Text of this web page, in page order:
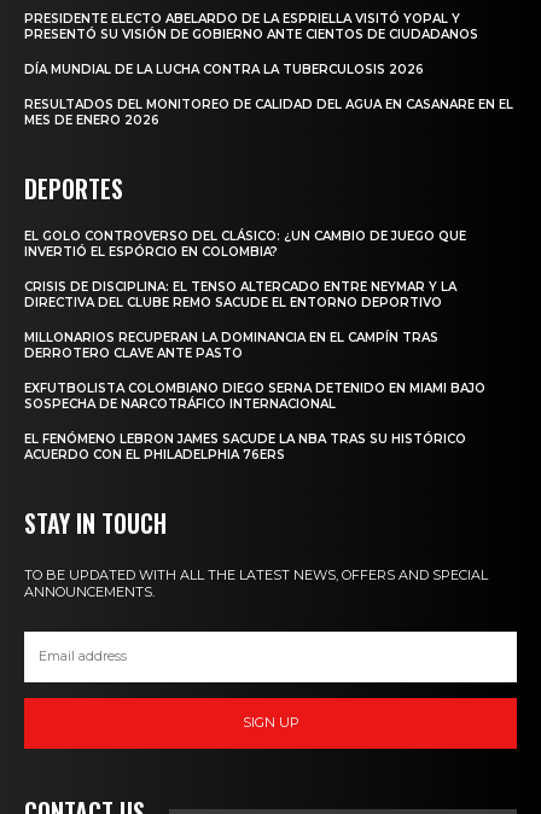
PRESIDENTE ELECTO ABELARDO DE LA ESPRIELLA VISITÓ YOPAL Y
PRESENTÓ SU VISIÓN DE GOBIERNO ANTE CIENTOS DE CIUDADANOS
DÍA MUNDIAL DE LA LUCHA CONTRA LA TUBERCULOSIS 2026
RESULTADOS DEL MONITOREO DE CALIDAD DEL AGUA EN CASANARE EN EL
MES DE ENERO 2026
DEPORTES
EL GOLO CONTROVERSO DEL CLÁSICO: ¿UN CAMBIO DE JUEGO QUE
INVERTIÓ EL ESPÓRCIO EN COLOMBIA?
CRISIS DE DISCIPLINA: EL TENSO ALTERCADO ENTRE NEYMAR Y LA
DIRECTIVA DEL CLUBE REMO SACUDE EL ENTORNO DEPORTIVO
MILLONARIOS RECUPERAN LA DOMINANCIA EN EL CAMPÍN TRAS
DERROTERO CLAVE ANTE PASTO
EXFUTBOLISTA COLOMBIANO DIEGO SERNA DETENIDO EN MIAMI BAJO
SOSPECHA DE NARCOTRÁFICO INTERNACIONAL
EL FENÓMENO LEBRON JAMES SACUDE LA NBA TRAS SU HISTÓRICO
ACUERDO CON EL PHILADELPHIA 76ERS
STAY IN TOUCH
TO BE UPDATED WITH ALL THE LATEST NEWS, OFFERS AND SPECIAL
ANNOUNCEMENTS.
SIGN UP